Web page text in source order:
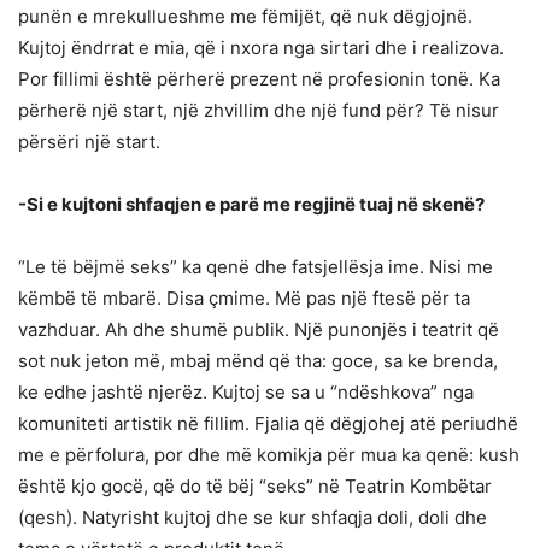
punën e mrekullueshme me fëmijët, që nuk dëgjojnë.
Kujtoj ëndrrat e mia, që i nxora nga sirtari dhe i realizova.
Por fillimi është përherë prezent në profesionin tonë. Ka
përherë një start, një zhvillim dhe një fund për? Të nisur
përsëri një start.
-Si e kujtoni shfaqjen e parë me regjinë tuaj në skenë?
“Le të bëjmë seks” ka qenë dhe fatsjellësja ime. Nisi me
këmbë të mbarë. Disa çmime. Më pas një ftesë për ta
vazhduar. Ah dhe shumë publik. Një punonjës i teatrit që
sot nuk jeton më, mbaj mënd që tha: goce, sa ke brenda,
ke edhe jashtë njerëz. Kujtoj se sa u “ndëshkova” nga
komuniteti artistik në fillim. Fjalia që dëgjohej atë periudhë
me e përfolura, por dhe më komikja për mua ka qenë: kush
është kjo gocë, që do të bëj “seks” në Teatrin Kombëtar
(qesh). Natyrisht kujtoj dhe se kur shfaqja doli, doli dhe